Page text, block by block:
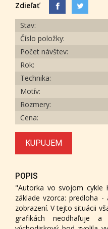
Zdieľať
Stav:
Číslo položky:
Počet návštev:
Rok:
Technika:
Motív:
Rozmery:
Cena:
KUPUJEM
POPIS
"Autorka vo svojom cykle
základe vzorca: predloha
zobrazení. V tejto situácii
grafikách neodhaľuje